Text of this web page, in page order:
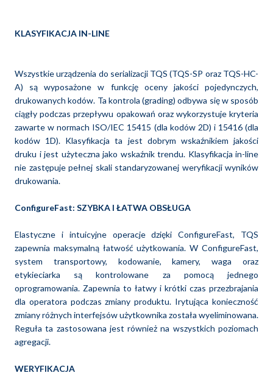
KLASYFIKACJA IN-LINE
Wszystkie urządzenia do serializacji TQS (TQS-SP oraz TQS-HC-
A) są wyposażone w funkcję oceny jakości pojedynczych,
drukowanych kodów. Ta kontrola (grading) odbywa się w sposób
ciągły podczas przepływu opakowań oraz wykorzystuje kryteria
zawarte w normach ISO/IEC 15415 (dla kodów 2D) i 15416 (dla
kodów 1D). Klasyfikacja ta jest dobrym wskaźnikiem jakości
druku i jest użyteczna jako wskaźnik trendu. Klasyfikacja in-line
nie zastępuje pełnej skali standaryzowanej weryfikacji wyników
drukowania.
ConfigureFast: SZYBKA I ŁATWA OBSŁUGA
Elastyczne i intuicyjne operacje dzięki ConfigureFast, TQS
zapewnia maksymalną łatwość użytkowania. W ConfigureFast,
system transportowy, kodowanie, kamery, waga oraz
etykieciarka są kontrolowane za pomocą jednego
oprogramowania. Zapewnia to łatwy i krótki czas przezbrajania
dla operatora podczas zmiany produktu. Irytująca konieczność
zmiany różnych interfejsów użytkownika została wyeliminowana.
Reguła ta zastosowana jest również na wszystkich poziomach
agregacji.
WERYFIKACJA